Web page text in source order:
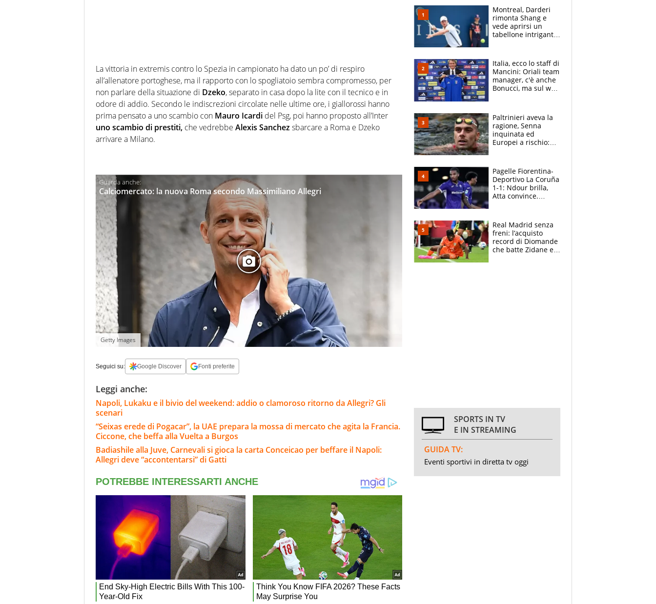
La vittoria in extremis contro lo Spezia in campionato ha dato un po’ di respiro
all’allenatore portoghese, ma il rapporto con lo spogliatoio sembra compromesso, per
non parlare della situazione di Dzeko, separato in casa dopo la lite con il tecnico e in
odore di addio. Secondo le indiscrezioni circolate nelle ultime ore, i giallorossi hanno
prima pensato a uno scambio con Mauro Icardi del Psg, poi hanno proposto all’Inter
uno scambio di prestiti, che vedrebbe Alexis Sanchezsbarcare a Roma e Dzeko
arrivare a Milano.
Calciomercato: la nuova Roma secondo Massimiliano Allegri
Getty Images
Seguici su: Google Discover Fonti preferite
Leggi anche:
Napoli, Lukaku e il bivio del weekend: addio o clamoroso ritorno da Allegri? Gli
scenari
“Seixas erede di Pogacar”, la UAE prepara la mossa di mercato che agita la Francia.
Ciccone, che beffa alla Vuelta a Burgos
Badiashile alla Juve, Carnevali si gioca la carta Conceicao per beffare il Napoli:
Allegri deve “accontentarsi” di Gatti
Montreal, Darderi
rimonta Shang e
vede aprirsi un
tabellone intrigante:
felice del mio livello"
Italia, ecco lo staff di
Mancini: Oriali team
manager, c'è anche
Bonucci, ma sul web
Paltrinieri aveva la
ragione, Senna
inquinata ed
Europei a rischio:
adesso
Pagelle Fiorentina-
Deportivo La Coruña
1-1: Ndour brilla,
Atta convince.
Real Madrid senza
freni: l’acquisto
record di Diomande
che batte Zidane e
SPORTS IN TV
E IN STREAMING
GUIDA TV:
Eventi sportivi in diretta tv oggi